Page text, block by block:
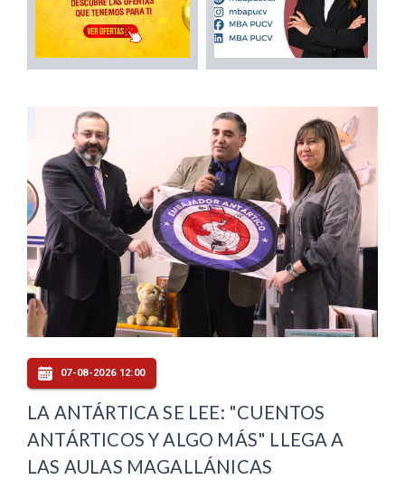
07-08-2026 12:00
LA ANTÁRTICA SE LEE: "CUENTOS
ANTÁRTICOS Y ALGO MÁS" LLEGA A
LAS AULAS MAGALLÁNICAS